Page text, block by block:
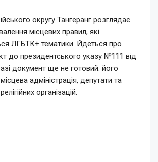
округу Тангеранг розглядає
місцевих правил, які
ЛГБТК+ тематики. Йдеться про
до президентського указу №111 від
документ ще не готовий: його
адміністрація, депутати та
організацій.